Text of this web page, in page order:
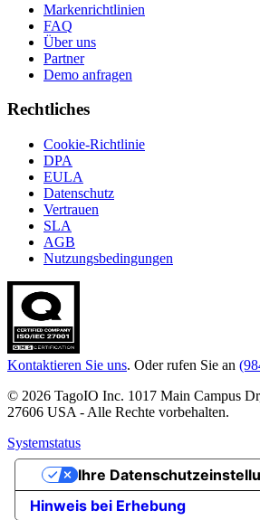
Markenrichtlinien
FAQ
Über uns
Partner
Demo anfragen
Rechtliches
Cookie-Richtlinie
DPA
EULA
Datenschutz
Vertrauen
SLA
AGB
Nutzungsbedingungen
Kontaktieren Sie uns. Oder rufen Sie an
© 2026 TagoIO Inc. 1017 Main Campus
27606 USA - Alle Rechte vorbehalten.
Systemstatus
Hinweis bei Erhebung
Ihre